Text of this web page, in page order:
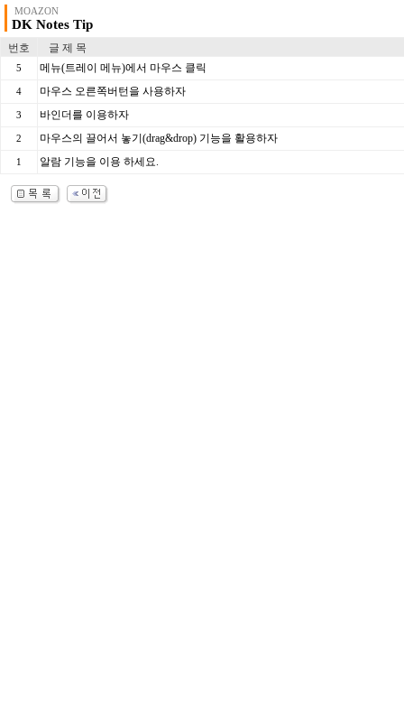
MOAZON
DK Notes Tip
번호 글 제 목
5 메뉴(트레이 메뉴)에서 마우스 클릭
4 마우스 오른쪽버턴을 사용하자
3 바인더를 이용하자
2 마우스의 끌어서 놓기(drag&drop) 기능을 활용하자
1 알람 기능을 이용 하세요.